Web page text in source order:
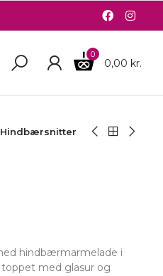
0
0,00 kr.
Hindbærsnitter
hindbærmarmelade i
med glasur og